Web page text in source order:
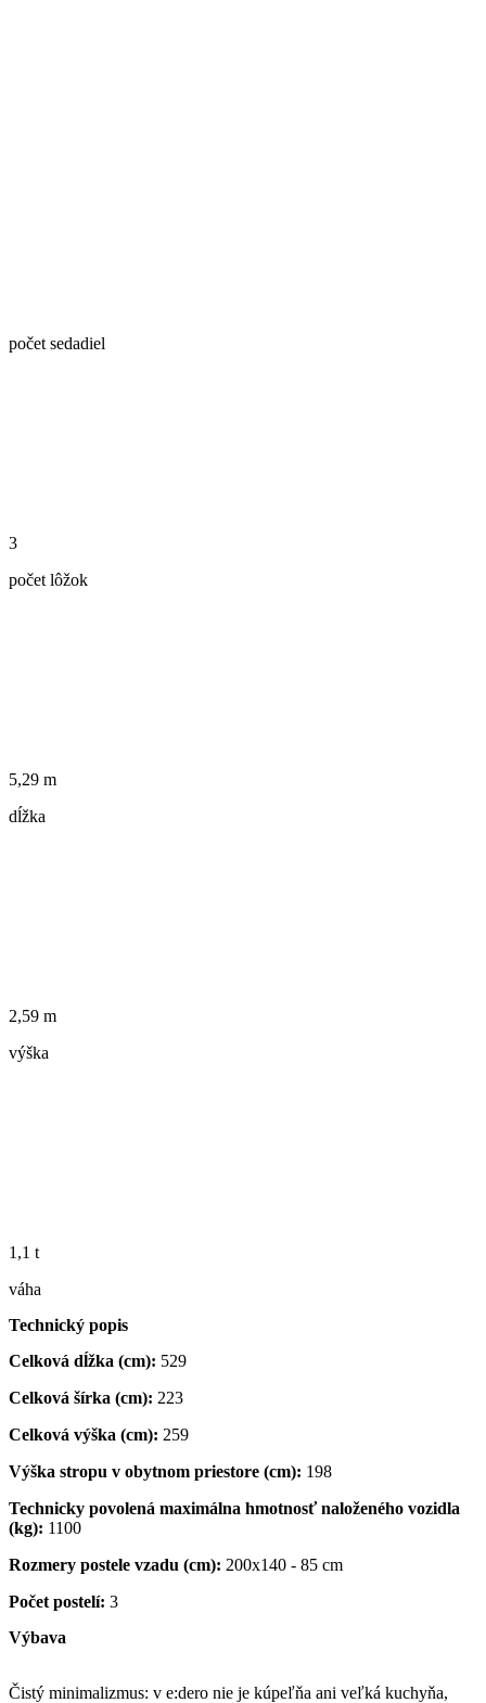
počet sedadiel
3
počet lôžok
5,29 m
dĺžka
2,59 m
výška
1,1 t
váha
Technický popis
Celková dĺžka (cm): 529
Celková šírka (cm): 223
Celková výška (cm): 259
Výška stropu v obytnom priestore (cm): 198
Technicky povolená maximálna hmotnosť naloženého vozidla
(kg): 1100
Rozmery postele vzadu (cm): 200x140 - 85 cm
Počet postelí: 3
Výbava
Čistý minimalizmus: v e:dero nie je kúpeľňa ani veľká kuchyňa,